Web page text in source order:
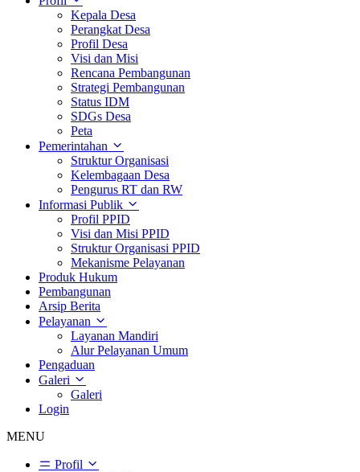
Kepala Desa
Perangkat Desa
Profil Desa
Visi dan Misi
Rencana Pembangunan
Strategi Pembangunan
Status IDM
SDGs Desa
Peta
Pemerintahan
Struktur Organisasi
Kelembagaan Desa
Pengurus RT dan RW
Informasi Publik
Profil PPID
Visi dan Misi PPID
Struktur Organisasi PPID
Mekanisme Pelayanan
Produk Hukum
Pembangunan
Arsip Berita
Pelayanan
Layanan Mandiri
Alur Pelayanan Umum
Pengaduan
Galeri
Galeri
Login
MENU
Profil